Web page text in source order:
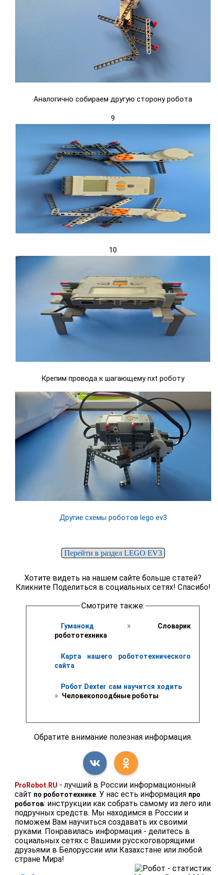
Аналогично собираем другую сторону робота
9
10
Крепим провода к шагающему nxt роботу
Другие схемы роботов lego ev3
Перейти в раздел LEGO EV3
Хотите видеть на нашем сайте больше статей?
Кликните Поделиться в социальных сетях! Спасибо!
Смотрите также:
Гуманоид »
Словарик
робототехника
Карта нашего робототехнического
сайта
Робот Dexter сам научится ходить
» Человекопоодбные роботы
Обратите внимание полезная информация.
ProRobot.RU - лучший в России информационный
сайт по робототехнике. У нас есть информация про
роботов: инструкции как собрать самому из лего или
подручных средств. Мы находимся в России и
поможем Вам научиться создавать их своими
руками. Понравилась информация - делитесь в
социальных сетях с Вашими русскоговорящими
друзьями в Белоруссии или Казахстане или любой
стране Мира!